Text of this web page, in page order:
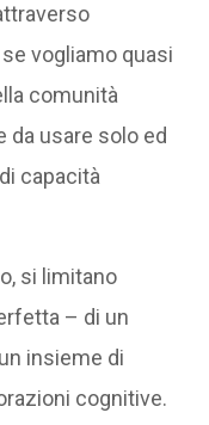
vogliamo quasi
comunità
da usare solo ed
capacità
si limitano
– di un
insieme di
cognitive.